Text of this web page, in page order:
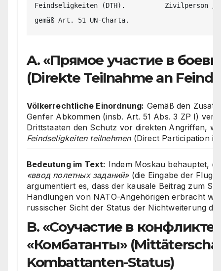
Feindseligkeiten (DTH).          Zivilperson /
A. «Прямое участие в
(Direkte Teilnahme an
Völkerrechtliche Einordnung: Gemäß den
Genfer Abkommen (insb. Art. 51 Abs. 3 ZP I)
Drittstaaten den Schutz vor direkten Angriffen,
Feindseligkeiten teilnehmen(Direct Participation in
Bedeutung im Text: Indem Moskau behauptet,
«ввод полетных заданий»(die Eingabe der
argumentiert es, dass der kausale Beitrag zum
Handlungen von NATO-Angehörigen erbracht
russischer Sicht der Status der Nichtweiterung
B. «Соучастие в
«Комбатанты»
Kombattanten-Status)